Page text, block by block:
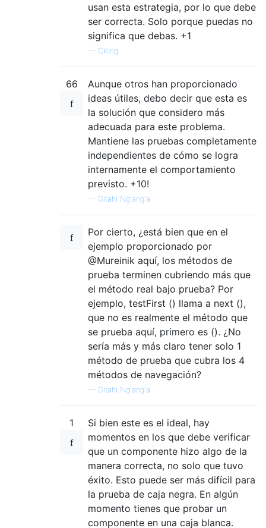
usan esta estrategia, por lo que debe
ser correcta. Solo porque puedas no
significa que debas. +1
— CKing
66
Aunque otros han proporcionado
ideas útiles, debo decir que esta es
la solución que considero más
adecuada para este problema.
Mantiene las pruebas completamente
independientes de cómo se logra
internamente el comportamiento
previsto. +10!
— Gitahi Ng'ang'a
Por cierto, ¿está bien que en el
ejemplo proporcionado por
@Mureinik aquí, los métodos de
prueba terminen cubriendo más que
el método real bajo prueba? Por
ejemplo, testFirst () llama a next (),
que no es realmente el método que
se prueba aquí, primero es (). ¿No
sería más y más claro tener solo 1
método de prueba que cubra los 4
métodos de navegación?
— Gitahi Ng'ang'a
1
Si bien este es el ideal, hay
momentos en los que debe verificar
que un componente hizo algo de la
manera correcta, no solo que tuvo
éxito. Esto puede ser más difícil para
la prueba de caja negra. En algún
momento tienes que probar un
componente en una caja blanca.